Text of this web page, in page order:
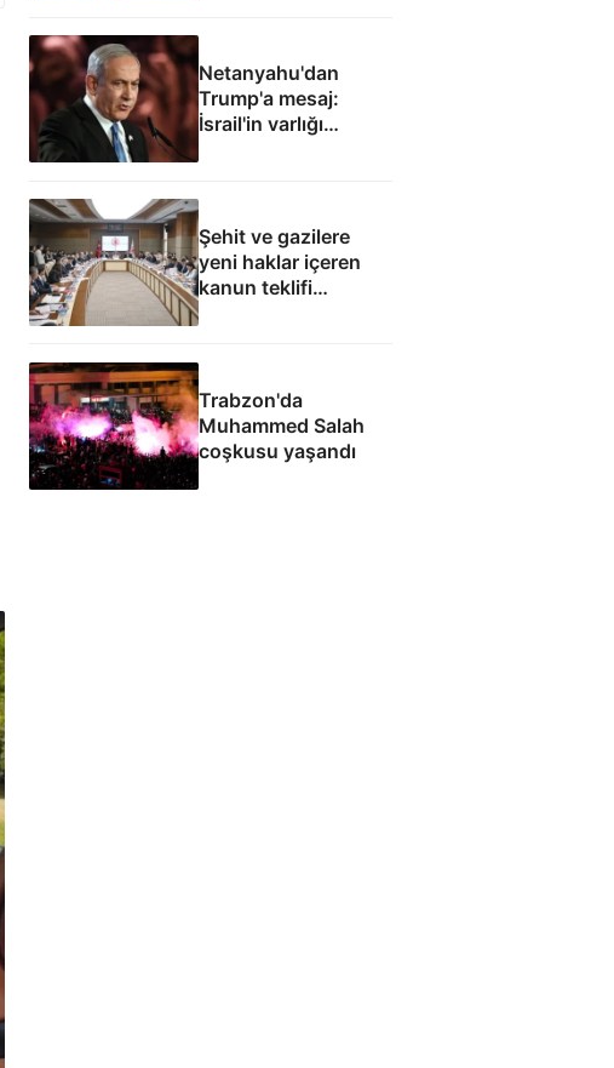
Netanyahu'dan
Trump'a mesaj:
İsrail'in varlığı
Şehit ve gazilere
yeni haklar içeren
kanun teklifi
komisyondan geçti
Trabzon'da
Muhammed Salah
coşkusu yaşandı